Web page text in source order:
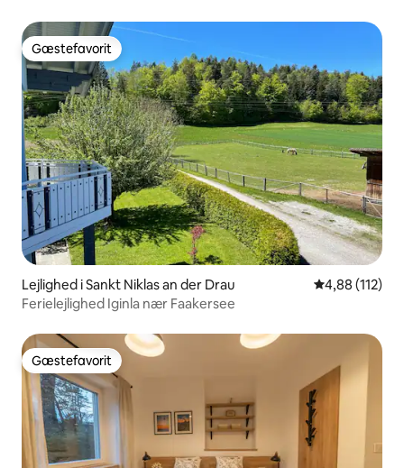
Gæstefavorit
Gæstefavorit
Lejlighed i Sankt Niklas an der Drau 4,88 ud af 5 i
4,88 (112)
Ferielejlighed Iginla nær Faakersee
Gæstefavorit
Gæstefavorit